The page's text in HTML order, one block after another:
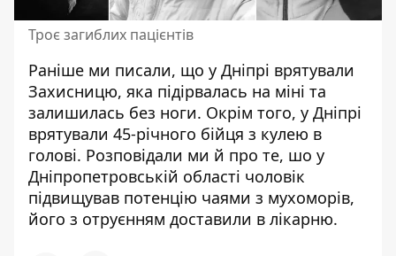
Троє загиблих пацієнтів
Раніше ми писали, що у Дніпрі врятували
Захисницю, яка підірвалась на міні та
залишилась без ноги. Окрім того, у Дніпрі
врятували 45-річного бійця з кулею в
голові. Розповідали ми й про те, шо у
Дніпропетровській області чоловік
підвищував потенцію чаями з мухоморів,
його з отруєнням доставили в лікарню.